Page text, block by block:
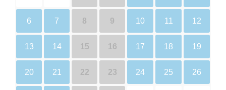
6 7 8 9 10 11 12
13 14 15 16 17 18 19
20 21 22 23 24 25 26